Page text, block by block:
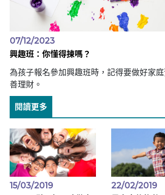
07/12/2023
興趣班：你懂得揀嗎？
為孩子報名參加興趣班時，記得要做好家
善理財。
閱讀更多
15/03/2019
22/02/2019